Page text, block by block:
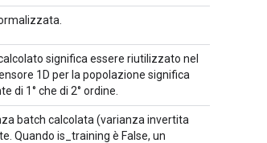
significa essere riutilizzato nel
1D per la popolazione significa
di 1° che di 2° ordine.
batch calcolata (varianza invertita
Quando is_training è False, un